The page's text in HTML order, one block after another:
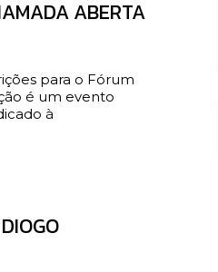
ABERTA
para o Fórum
é um evento
à